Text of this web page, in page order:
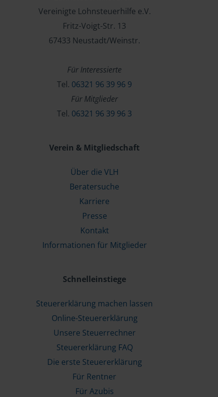
Vereinigte Lohnsteuerhilfe e.V.
Fritz-Voigt-Str. 13
67433 Neustadt/Weinstr.
Für Interessierte
Tel. 06321 96 39 96 9
Für Mitglieder
Tel. 06321 96 39 96 3
Verein & Mitgliedschaft
Über die VLH
Beratersuche
Karriere
Presse
Kontakt
Informationen für Mitglieder
Schnelleinstiege
Steuererklärung machen lassen
Online-Steuererklärung
Unsere Steuerrechner
Steuererklärung FAQ
Die erste Steuererklärung
Für Rentner
Für Azubis